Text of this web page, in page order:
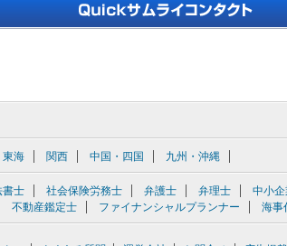
東海 関西 中国・四国 九州・沖縄
書士 社会保険労務士 弁護士 弁理士
中小
不動産鑑定士 ファイナンシャルプランナー 海事